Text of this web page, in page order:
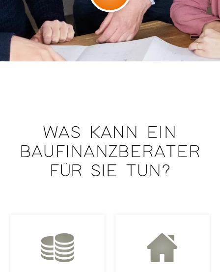
WAS KANN EIN
BAUFINANZBERATER
FÜR SIE TUN?